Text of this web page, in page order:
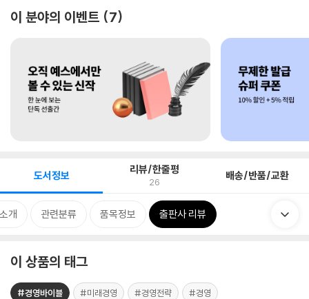
이 분야의 이벤트 7
도서정보 리뷰/한줄평
26 배송/반품/교환
개 관련분류 품목정보 출판사 리뷰
이 상품의 태그
#경영바이블 #미래경영 #경영전략 #경영